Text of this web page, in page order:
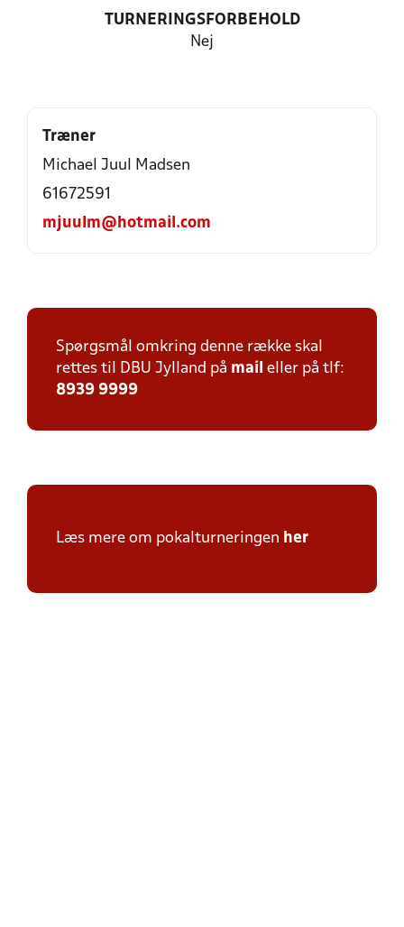
TURNERINGSFORBEHOLD
Nej
Træner
Michael Juul Madsen
61672591
mjuulm@hotmail.com
Spørgsmål omkring denne række skal
rettes til DBU Jylland på mail eller på tlf:
8939 9999
Læs mere om pokalturneringen her